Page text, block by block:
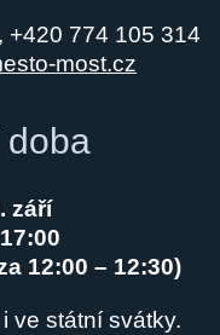
+420 774 105 314
most.cz
doba
září
12:00 – 12:30)
ve státní svátky.